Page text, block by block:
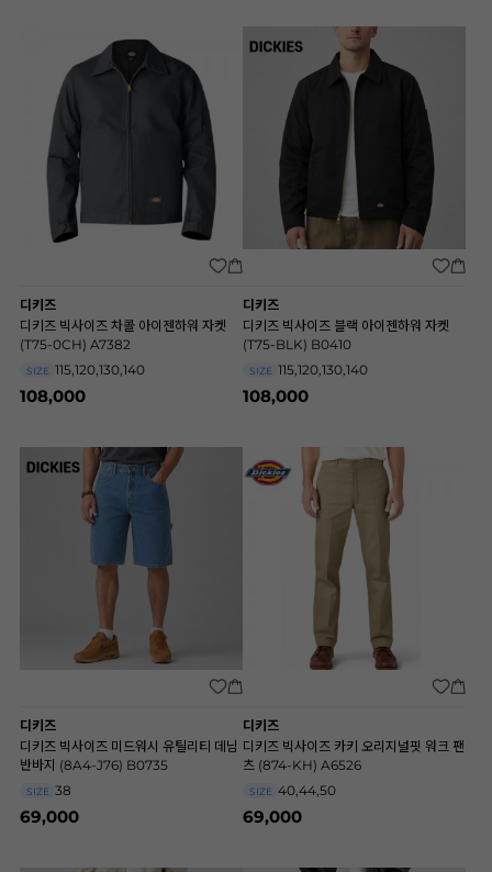
디키즈
디키즈 빅사이즈 차콜 아이젠하워 자켓
(T75-0CH) A7382
SIZE 115,120,130,140
108,000
디키즈
디키즈 빅사이즈 블랙 아이젠하워 자켓
(T75-BLK) B0410
SIZE 115,120,130,140
108,000
디키즈
디키즈 빅사이즈 미드워시 유틸리티 데님
반바지 (8A4-J76) B0735
SIZE 38
69,000
디키즈
디키즈 빅사이즈 카키 오리지널핏 워크 팬
츠 (874-KH) A6526
SIZE 40,44,50
69,000